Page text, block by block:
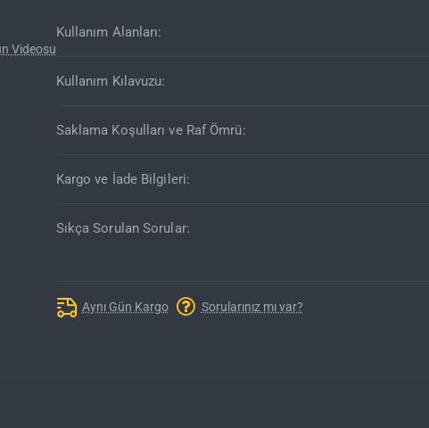
Videosu
Kullanım Alanları:
Kullanım Kılavuzu:
Saklama Koşulları ve Raf Ömrü:
Kargo ve İade Bilgileri:
Sıkça Sorulan Sorular:
Aynı Gün Kargo Sorularınız mı var?